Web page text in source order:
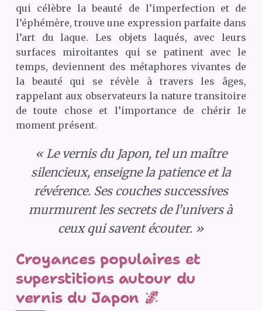
qui célèbre la beauté de l’imperfection et de
l’éphémère, trouve une expression parfaite dans
l’art du laque. Les objets laqués, avec leurs
surfaces miroitantes qui se patinent avec le
temps, deviennent des métaphores vivantes de
la beauté qui se révèle à travers les âges,
rappelant aux observateurs la nature transitoire
de toute chose et l’importance de chérir le
moment présent.
« Le vernis du Japon, tel un maître
silencieux, enseigne la patience et la
révérence. Ses couches successives
murmurent les secrets de l’univers à
ceux qui savent écouter. »
Croyances populaires et
superstitions autour du
vernis du Japon 🌌